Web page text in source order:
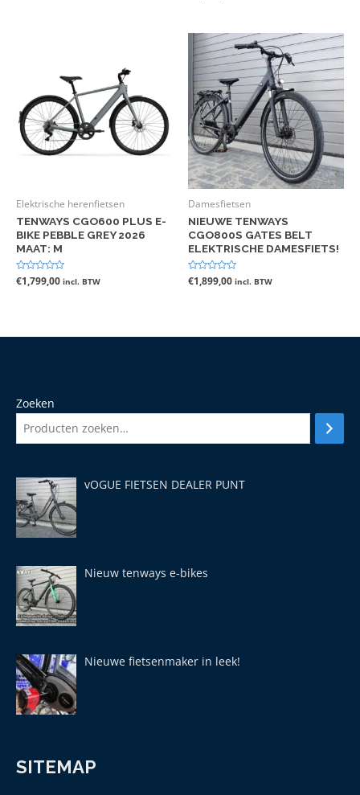
Elektrische herenfietsen
TENWAYS CGO600 PLUS E-
BIKE PEBBLE GREY 2026
MAAT: M
Gewaardeerd
0
€1,799,00 incl. BTW
Damesfietsen
NIEUWE TENWAYS
CGO800S GATES BELT
ELEKTRISCHE DAMESFIETS!
Gewaardeerd
0
€1,899,00 incl. BTW
Zoeken
vOGUE FIETSEN DEALER PUNT
Nieuw tenways e-bikes
Nieuwe fietsenmaker in leek!
SITEMAP